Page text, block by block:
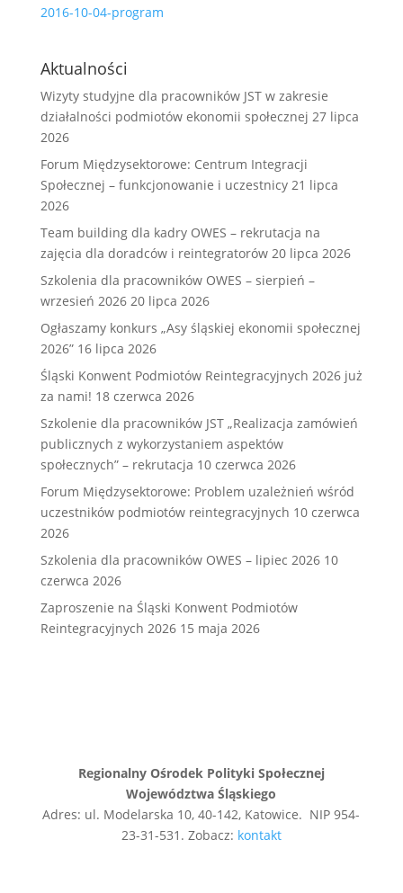
2016-10-04-program
Aktualności
Wizyty studyjne dla pracowników JST w zakresie
działalności podmiotów ekonomii społecznej 27 lipca
2026
Forum Międzysektorowe: Centrum Integracji
Społecznej – funkcjonowanie i uczestnicy 21 lipca
2026
Team building dla kadry OWES – rekrutacja na
zajęcia dla doradców i reintegratorów 20 lipca 2026
Szkolenia dla pracowników OWES – sierpień –
wrzesień 2026 20 lipca 2026
Ogłaszamy konkurs „Asy śląskiej ekonomii społecznej
2026” 16 lipca 2026
Śląski Konwent Podmiotów Reintegracyjnych 2026 już
za nami! 18 czerwca 2026
Szkolenie dla pracowników JST „Realizacja zamówień
publicznych z wykorzystaniem aspektów
społecznych” – rekrutacja 10 czerwca 2026
Forum Międzysektorowe: Problem uzależnień wśród
uczestników podmiotów reintegracyjnych 10 czerwca
2026
Szkolenia dla pracowników OWES – lipiec 2026 10
czerwca 2026
Zaproszenie na Śląski Konwent Podmiotów
Reintegracyjnych 2026 15 maja 2026
Regionalny Ośrodek Polityki Społecznej
Województwa Śląskiego
Adres: ul. Modelarska 10, 40-142, Katowice. NIP 954-
23-31-531. Zobacz: kontakt